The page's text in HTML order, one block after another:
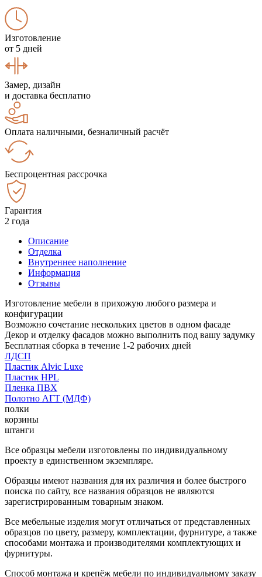
Изготовление
от 5 дней
Замер, дизайн
и доставка бесплатно
Оплата наличными, безналичный расчёт
Беспроцентная рассрочка
Гарантия
2 года
Описание
Отделка
Внутреннее наполнение
Информация
Отзывы
Изготовление мебели в прихожую любого размера и
конфигурации
Возможно сочетание нескольких цветов в одном фасаде
Декор и отделку фасадов можно выполнить под вашу задумку
Бесплатная сборка в течение 1-2 рабочих дней
ЛДСП
Пластик Alvic Luxe
Пластик HPL
Пленка ПВХ
Полотно АГТ (МДФ)
полки
корзины
штанги
Все образцы мебели изготовлены по индивидуальному
проекту в единственном экземпляре.
Образцы имеют названия для их различия и более быстрого
поиска по сайту, все названия образцов не являются
зарегистрированным товарным знаком.
Все мебельные изделия могут отличаться от представленных
образцов по цвету, размеру, комплектации, фурнитуре, а также
способами монтажа и производителями комплектующих и
фурнитуры.
Способ монтажа и крепёж мебели по индивидуальному заказу